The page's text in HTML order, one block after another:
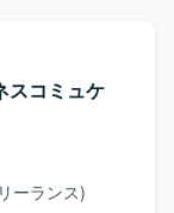
スコミュケ
ーランス)